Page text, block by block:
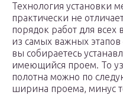
Технология установки
практически не
порядок работ для
из самых важных
вы собираетесь
имеющийся проем. То
полотна можно по
ширина проема, минус